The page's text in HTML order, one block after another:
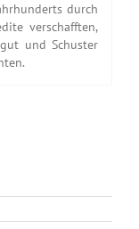
durch
verschafften,
und Schuster